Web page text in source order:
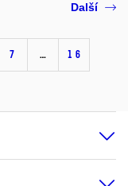
7 … 16
Další